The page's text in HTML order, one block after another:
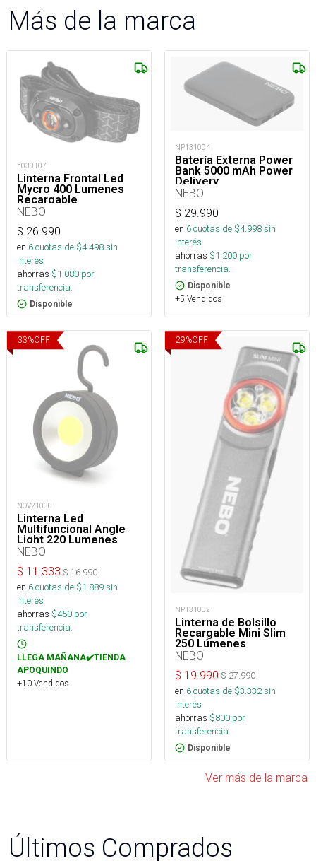
Más de la marca
n030107
Linterna Frontal Led
Mycro 400 Lumenes
Recargable
NEBO
$ 26.990
en 6cuotas de $4.498sin
interés
ahorras $1.080 por
transferencia.
Disponible
NP131004
Batería Externa Power
Bank 5000 mAh Power
Delivery
NEBO
$ 29.990
en 6cuotas de $4.998sin
interés
ahorras $1.200 por
transferencia.
Disponible
+5 Vendidos
33%OFF
NOV21030
Linterna Led
Multifuncional Angle
Light 220 Lumenes
(AAA)
NEBO
$ 11.333 $16.990
en 6cuotas de $1.889sin
interés
ahorras $450 por
transferencia.
LLEGA MAÑANA✔️TIENDA
APOQUINDO
+10 Vendidos
29%OFF
NP131002
Linterna de Bolsillo
Recargable Mini Slim
250 Lúmenes
NEBO
$ 19.990 $27.990
en 6cuotas de $3.332sin
interés
ahorras $800 por
transferencia.
Disponible
Ver más de la marca
Últimos Comprados